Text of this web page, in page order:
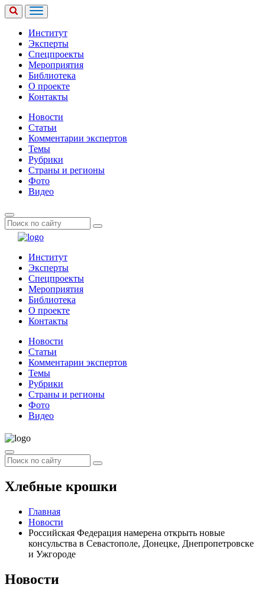
Институт
Эксперты
Спецпроекты
Мероприятия
Библиотека
О проекте
Контакты
Новости
Статьи
Комментарии экспертов
Темы
Рубрики
Страны и регионы
Фото
Видео
Институт
Эксперты
Спецпроекты
Мероприятия
Библиотека
О проекте
Контакты
Новости
Статьи
Комментарии экспертов
Темы
Рубрики
Страны и регионы
Фото
Видео
Хлебные крошки
Главная
Новости
Российская Федерация намерена открыть новые
консульства в Севастополе, Донецке, Днепропетровске
и Ужгороде
Новости